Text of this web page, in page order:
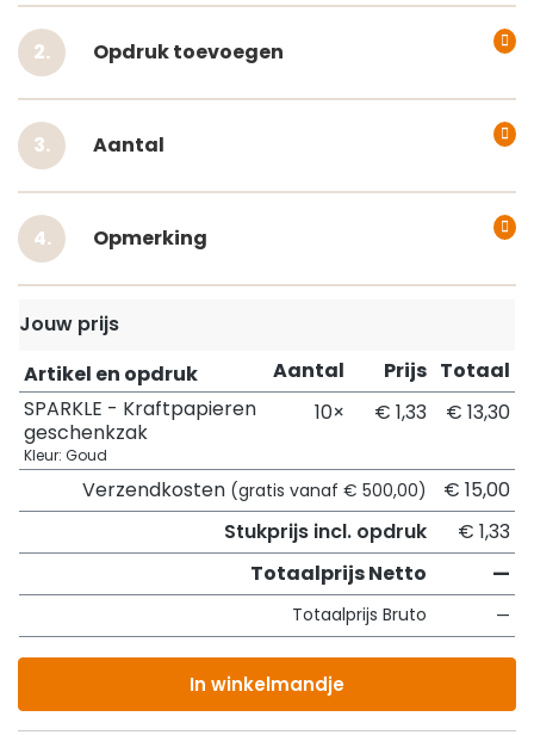
Opdruk toevoegen
Aantal
Opmerking
Jouw prijs
Artikel en opdruk
Aantal Prijs Totaal
SPARKLE - Kraftpapieren
geschenkzak
Kleur: Goud
10× € 1,33 € 13,30
Verzendkosten (gratis vanaf € 500,00)
€ 15,00
Stukprijs incl. opdruk
€ 1,33
Totaalprijs Netto
—
Totaalprijs Bruto —
In winkelmandje